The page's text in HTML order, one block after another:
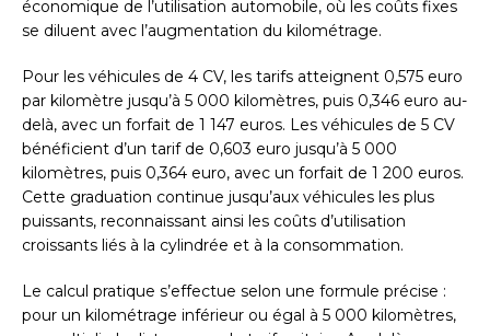
économique de l’utilisation automobile, où les coûts fixes
se diluent avec l’augmentation du kilométrage.
Pour les véhicules de 4 CV, les tarifs atteignent 0,575 euro
par kilomètre jusqu’à 5 000 kilomètres, puis 0,346 euro au-
delà, avec un forfait de 1 147 euros. Les véhicules de 5 CV
bénéficient d’un tarif de 0,603 euro jusqu’à 5 000
kilomètres, puis 0,364 euro, avec un forfait de 1 200 euros.
Cette graduation continue jusqu’aux véhicules les plus
puissants, reconnaissant ainsi les coûts d’utilisation
croissants liés à la cylindrée et à la consommation.
Le calcul pratique s’effectue selon une formule précise :
pour un kilométrage inférieur ou égal à 5 000 kilomètres,